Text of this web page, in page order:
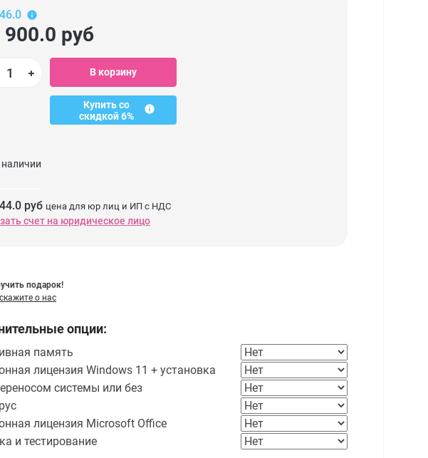
900.0 руб
В корзину
Купить со
скидкой 6%
наличии
руб цена для юр лиц и ИП с НДС
счет на юридическое лицо
подарок!
о нас
опции:
память
лицензия Windows 11 + установка
системы или без
лицензия Microsoft Office
и тестирование